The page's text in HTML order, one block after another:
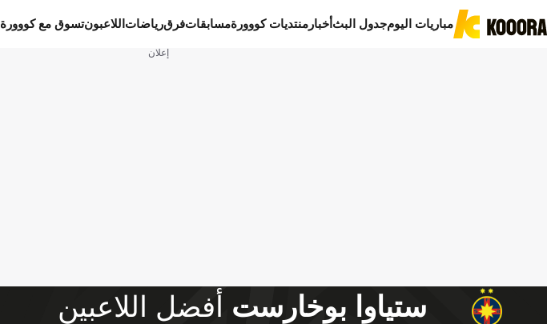
مباريات اليومجدول البثأخبار منتديات كووورةمسابقاتفرقرياضات اللاعبونتسوق مع كووورة
إعلان
ستياوا بوخارست أفضل اللاعبين